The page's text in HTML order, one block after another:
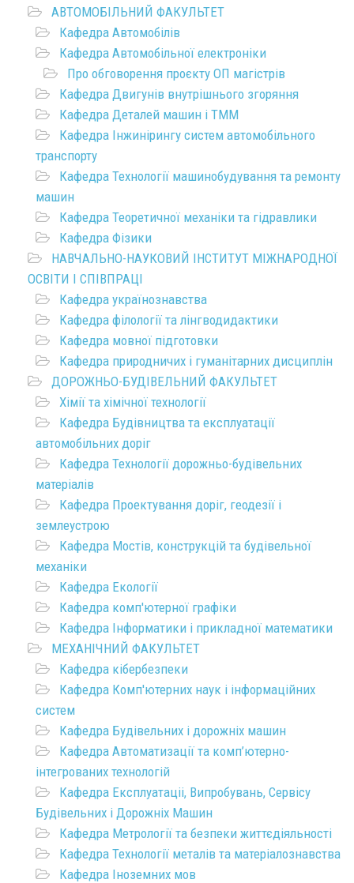
АВТОМОБІЛЬНИЙ ФАКУЛЬТЕТ
Кафедра Автомобілів
Кафедра Автомобільної електроніки
Про обговорення проєкту ОП магістрів
Кафедра Двигунів внутрішнього згоряння
Кафедра Деталей машин і ТММ
Кафедра Інжинірингу систем автомобільного
транспорту
Кафедра Технології машинобудування та ремонту
машин
Кафедра Теоретичної механіки та гідравлики
Кафедра Фізики
НАВЧАЛЬНО-НАУКОВИЙ ІНСТИТУТ МІЖНАРОДНОЇ
ОСВІТИ І СПІВПРАЦІ
Кафедра українознавства
Кафедра філології та лінгводидактики
Кафедра мовної підготовки
Кафедра природничих і гуманітарних дисциплін
ДОРОЖНЬО-БУДІВЕЛЬНИЙ ФАКУЛЬТЕТ
Хімії та хімічної технології
Кафедра Будівництва та експлуатації
автомобільних доріг
Кафедра Технології дорожньо-будівельних
матеріалів
Кафедра Проектування доріг, геодезії і
землеустрою
Кафедра Мостів, конструкцій та будівельної
механіки
Кафедра Екології
Кафедра комп'ютерної графіки
Кафедра Інформатики і прикладної математики
МЕХАНІЧНИЙ ФАКУЛЬТЕТ
Кафедра кібербезпеки
Кафедра Комп'ютерних наук і інформаційних
систем
Кафедра Будівельних і дорожніх машин
Кафедра Автоматизації та комп’ютерно-
інтегрованих технологій
Кафедра Експлуатаціі, Випробувань, Сервісу
Будівельних і Дорожніх Машин
Кафедра Метрології та безпеки життєдіяльності
Кафедра Технології металів та матеріалознавства
Кафедра Іноземних мов